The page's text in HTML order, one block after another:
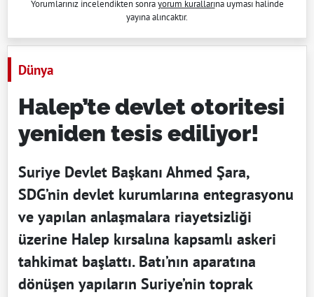
Yorumlarınız incelendikten sonrayorum kurallarına uyması halinde
yayına alıncaktır.
Dünya
Halep’te devlet otoritesi
yeniden tesis ediliyor!
Suriye Devlet Başkanı Ahmed Şara,
SDG’nin devlet kurumlarına entegrasyonu
ve yapılan anlaşmalara riayetsizliği
üzerine Halep kırsalına kapsamlı askeri
tahkimat başlattı. Batı’nın aparatına
dönüşen yapıların Suriye’nin toprak